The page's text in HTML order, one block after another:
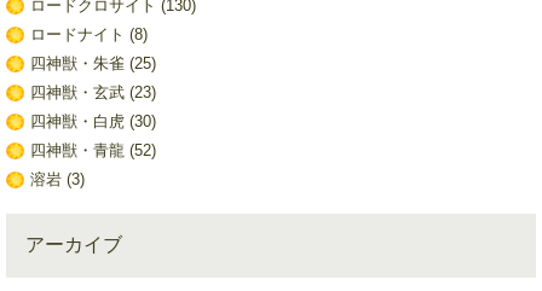
ロードクロサイト (130)
ロードナイト (8)
四神獣・朱雀 (25)
四神獣・玄武(23)
四神獣・白虎(30)
四神獣・青龍(52)
溶岩(3)
アーカイブ